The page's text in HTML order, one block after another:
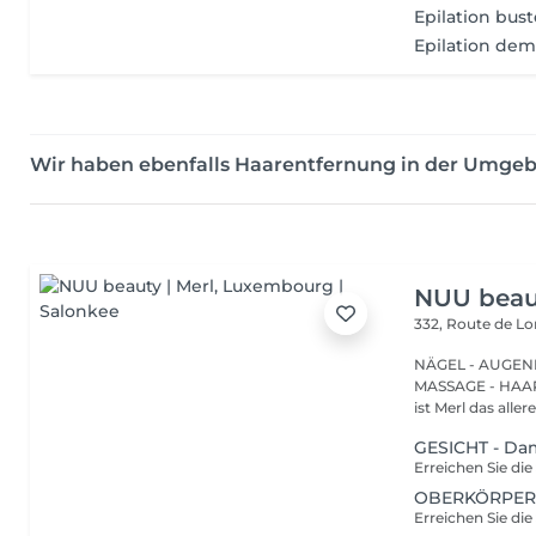
Epilation
Epilation
Wir haben ebenfalls Haarentfernung in der
NUU
332, Route de
NÄGEL -
MASSAGE -
ist Merl das
GESICHT -